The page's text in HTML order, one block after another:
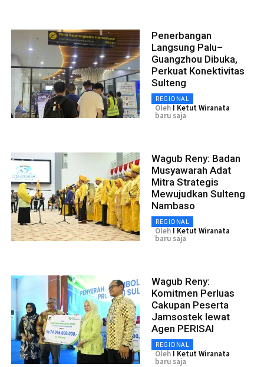
Penerbangan
Langsung Palu–
Guangzhou Dibuka,
Perkuat Konektivitas
Sulteng
REGIONAL
Oleh I Ketut Wiranata
baru saja
Wagub Reny: Badan
Musyawarah Adat
Mitra Strategis
Mewujudkan Sulteng
Nambaso
REGIONAL
Oleh I Ketut Wiranata
baru saja
Wagub Reny:
Komitmen Perluas
Cakupan Peserta
Jamsostek lewat
Agen PERISAI
REGIONAL
Oleh I Ketut Wiranata
baru saja